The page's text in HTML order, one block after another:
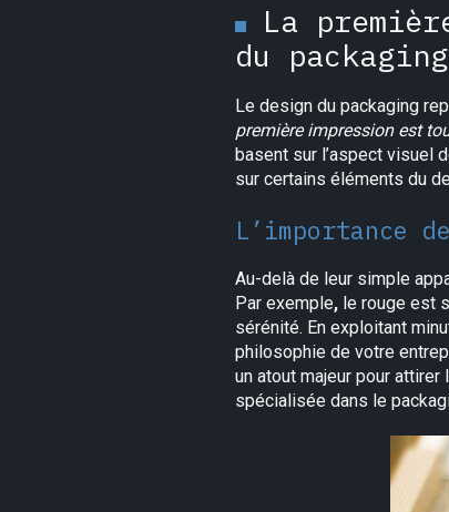
La
du packaging
Le design du packaging
première impression est
basent sur l’aspect visuel
sur certains éléments du
L’importance
Au-delà de leur simple
Par exemple, le rouge est
sérénité. En exploitant
philosophie de votre
un atout majeur pour attirer
spécialisée dans le